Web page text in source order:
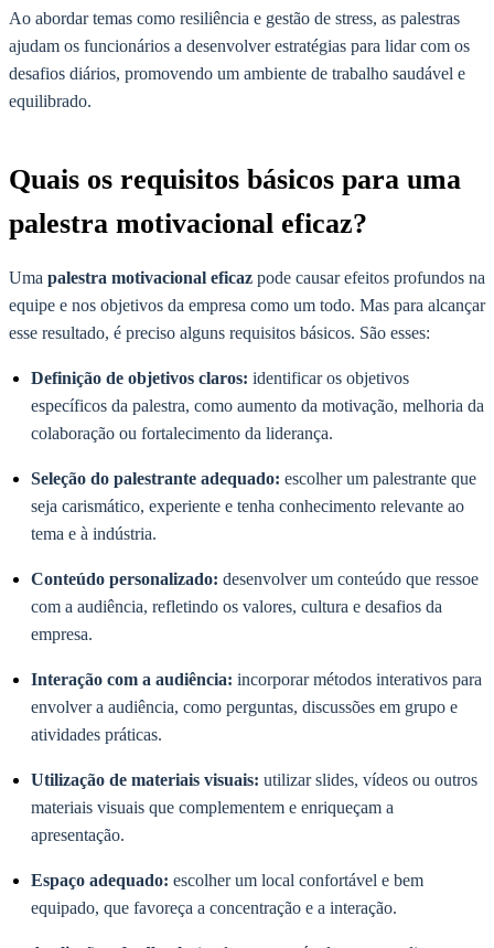
Ao abordar temas como resiliência e gestão de stress, as palestras
ajudam os funcionários a desenvolver estratégias para lidar com os
desafios diários, promovendo um ambiente de trabalho saudável e
equilibrado.
Quais os requisitos básicos para uma
palestra motivacional eficaz?
Uma palestra motivacional eficaz pode causar efeitos profundos na
equipe e nos objetivos da empresa como um todo. Mas para alcançar
esse resultado, é preciso alguns requisitos básicos. São esses:
Definição de objetivos claros: identificar os objetivos
específicos da palestra, como aumento da motivação, melhoria da
colaboração ou fortalecimento da liderança.
Seleção do palestrante adequado: escolher um palestrante que
seja carismático, experiente e tenha conhecimento relevante ao
tema e à indústria.
Conteúdo personalizado: desenvolver um conteúdo que ressoe
com a audiência, refletindo os valores, cultura e desafios da
empresa.
Interação com a audiência: incorporar métodos interativos para
envolver a audiência, como perguntas, discussões em grupo e
atividades práticas.
Utilização de materiais visuais: utilizar slides, vídeos ou outros
materiais visuais que complementem e enriqueçam a
apresentação.
Espaço adequado: escolher um local confortável e bem
equipado, que favoreça a concentração e a interação.